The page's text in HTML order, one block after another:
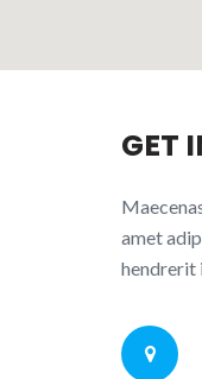
GET
amet
hendrerit